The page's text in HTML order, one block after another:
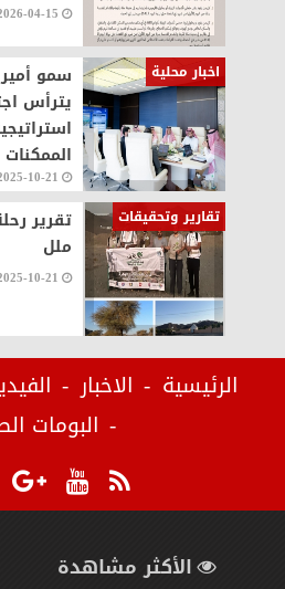
04-15
اخبار محلية
سمو
يترأس
10-21
تقارير وتحقيقات
تقرير
ملل
10-21
الرئيسية الاخبار
البومات
الأكثر مشاهدة